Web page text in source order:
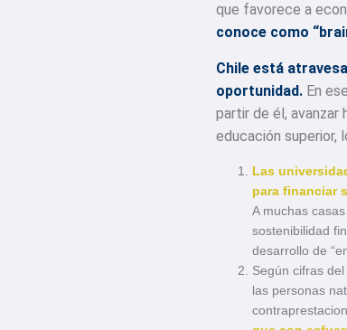
que favorece a
conoce como
Chile está
oportunidad. En
partir de él, avanzar
educación superior,
Las
para financiar
A muchas
sostenibilidad
desarrollo de
Según cifras
las personas